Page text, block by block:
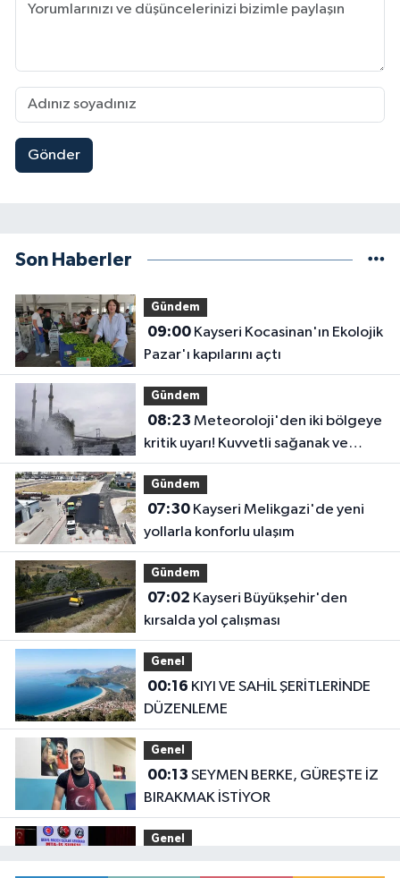
Gönder
Son Haberler
Gündem
09:00Kayseri Kocasinan'ın Ekolojik
Pazar'ı kapılarını açtı
Gündem
08:23
kritik uyarı! Kuvvetli sağanak ve
rüzgar geliyor!
Gündem
07:30Kayseri Melikgazi'de yeni
yollarla konforlu ulaşım
Gündem
07:02
kırsalda yol çalışması
Genel
00:16
DÜZENLEME
Genel
00:13
BIRAKMAK İSTİYOR
Genel